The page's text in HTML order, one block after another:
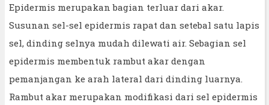
Epidermis merupakan bagian terluar dari akar.
Susunan sel-sel epidermis rapat dan setebal satu lapis
sel, dinding selnya mudah dilewati air. Sebagian sel
epidermis membentuk rambut akar dengan
pemanjangan ke arah lateral dari dinding luarnya.
Rambut akar merupakan modifikasi dari sel epidermis